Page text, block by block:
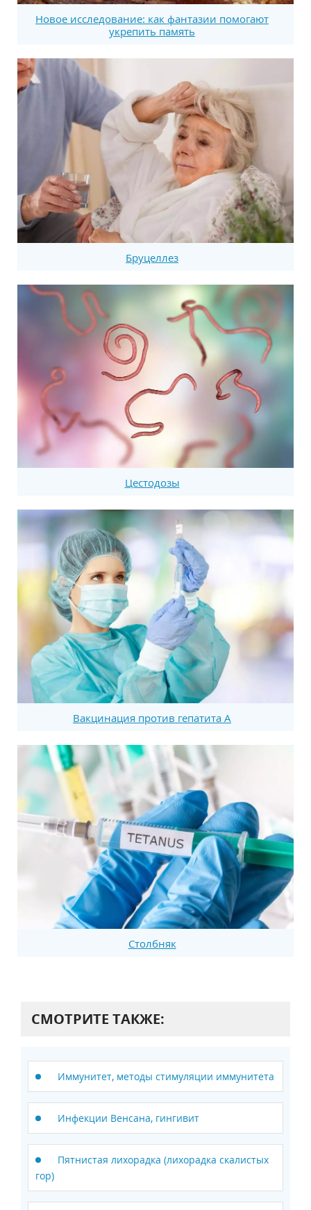
Новое исследование: как фантазии помогают
укрепить память
Бруцеллез
Цестодозы
Вакцинация против гепатита А
Столбняк
СМОТРИТЕ ТАКЖЕ:
Иммунитет, методы стимуляции иммунитета
Инфекции Венсана, гингивит
Пятнистая лихорадка (лихорадка скалистых
гор)